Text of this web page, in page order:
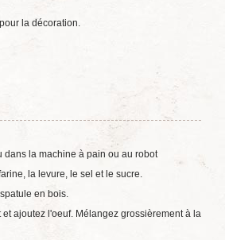
la décoration.
dans la machine à pain ou au robot
la levure, le sel et le sucre.
en bois.
et ajoutez l'oeuf. Mélangez grossièrement à la